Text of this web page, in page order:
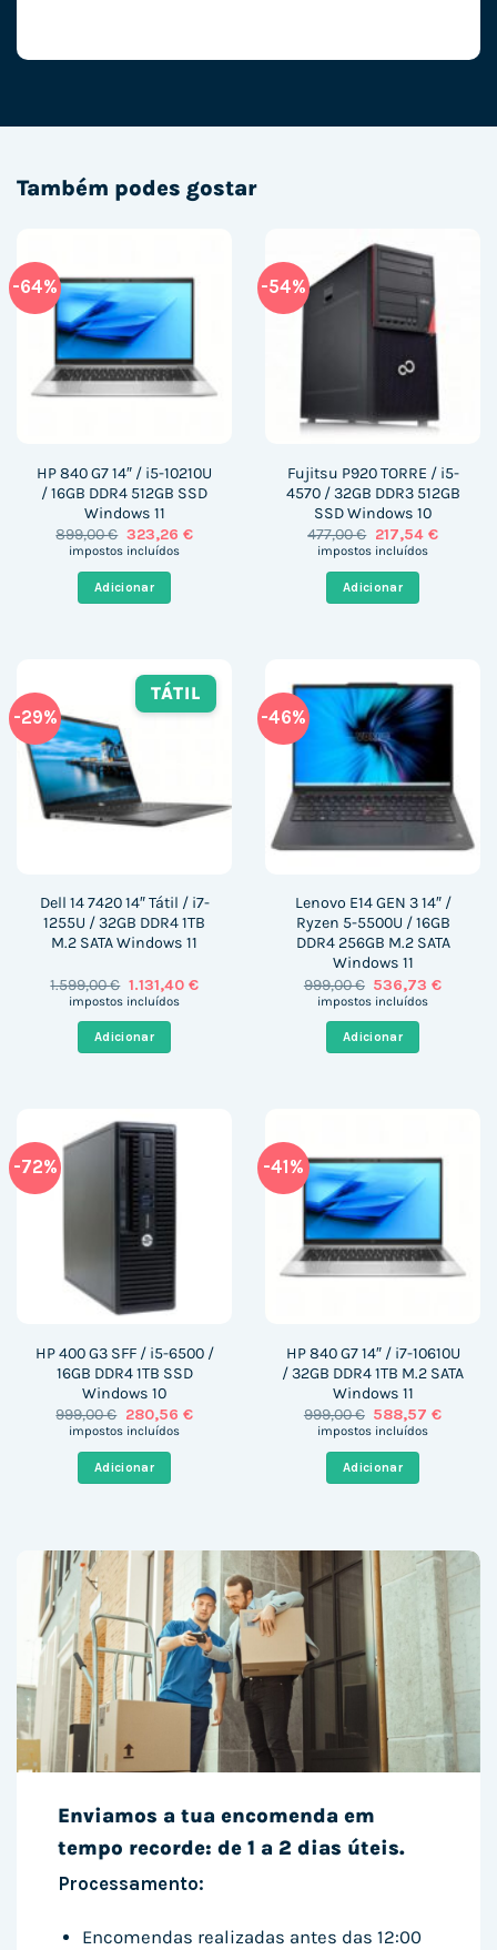
Também podes gostar
-64%
HP 840 G7 14″ / i5-10210U
/ 16GB DDR4 512GB SSD
Windows 11
899,00€ O
preço
899,00 €.
323,26 €O
impostos incluídos
Adicionar
-54%
Fujitsu P920 TORRE / i5-
4570 / 32GB DDR3 512GB
SSD Windows 10
477,00€ O
preço
477,00 €.
217,54 €O
impostos incluídos
Adicionar
-29%
TÁTIL
Dell 14 7420 14″ Tátil / i7-
1255U / 32GB DDR4 1TB
M.2 SATA Windows 11
1.599,00€ O
preço
era:
1.599,00 €.
1.131,40 €O
impostos incluídos
Adicionar
-46%
Lenovo E14 GEN 3 14″ /
Ryzen 5-5500U / 16GB
DDR4 256GB M.2 SATA
Windows 11
999,00€ O
preço
era:
999,00 €.
536,73€O
impostos incluídos
Adicionar
-72%
HP 400 G3 SFF / i5-6500 /
16GB DDR4 1TB SSD
Windows 10
999,00€ O
preço
era:
999,00 €.
280,56 €O
impostos incluídos
Adicionar
-41%
HP 840 G7 14″ / i7-10610U
/ 32GB DDR4 1TB M.2 SATA
Windows 11
999,00€ O
preço
era:
999,00 €.
588,57€O
impostos incluídos
Adicionar
Enviamos a tua encomenda em
tempo recorde: de 1 a 2 dias úteis.
Processamento:
Encomendas realizadas antes das 12:00